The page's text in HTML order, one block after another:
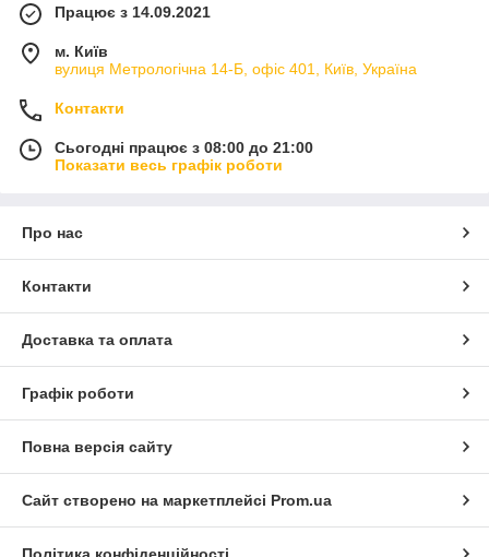
Працює з 14.09.2021
м. Київ
вулиця Метрологічна 14-Б, офіс 401, Київ, Україна
Контакти
Сьогодні працює з 08:00 до 21:00
Показати весь графік роботи
Про нас
Контакти
Доставка та оплата
Графік роботи
Повна версія сайту
Сайт створено на маркетплейсі Prom.ua